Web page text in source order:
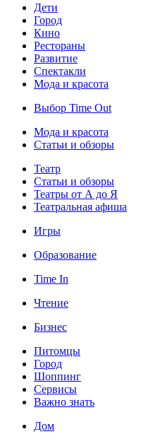
Дети
Город
Кино
Рестораны
Развитие
Спектакли
Мода и красота
Выбор Time Out
Мода и красота
Статьи и обзоры
Театр
Статьи и обзоры
Театры от А до Я
Театральная афиша
Игры
Образование
Time In
Чтение
Бизнес
Питомцы
Город
Шоппинг
Сервисы
Важно знать
Дом